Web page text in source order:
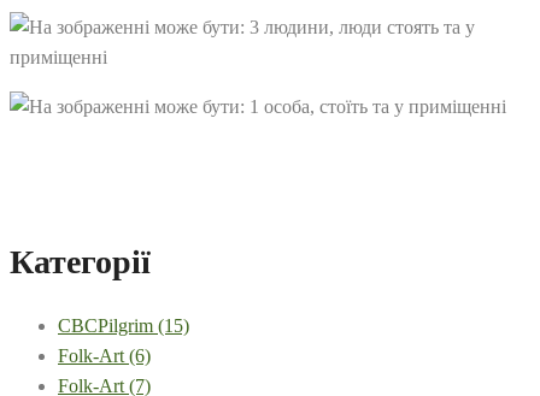
Категорії
CBCPilgrim (15)
Folk-Art (6)
Folk-Art (7)